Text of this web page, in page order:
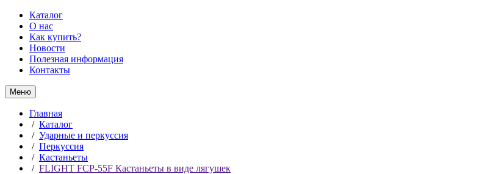
Каталог
О нас
Как купить?
Новости
Полезная информация
Контакты
Меню
Главная
/ Каталог
/ Ударные и перкуссия
/ Перкуссия
/ Кастаньеты
/ FLIGHT FCP-55F Кастаньеты в виде лягушек